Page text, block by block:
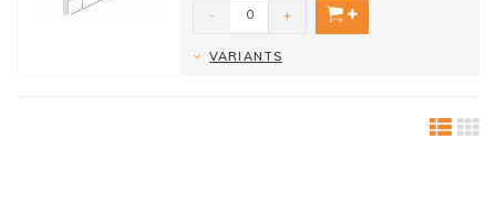
- +
VARIANTS